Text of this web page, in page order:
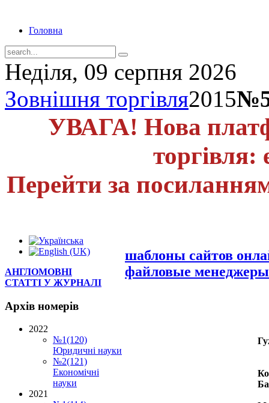
Головна
Неділя, 09 серпня 2026
Зовнішня торгівля2015
УВАГА! Нова
Перейти за
шаблоны сайтов
файловые
АНГЛОМОВНІ
СТАТТІ У ЖУРНАЛІ
Архів номерів
2022
№1(120)
Юридичні науки
№2(121)
Економічні
науки
2021